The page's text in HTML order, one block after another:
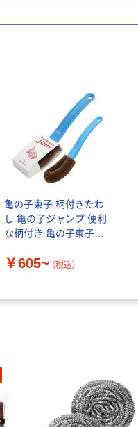
亀の子束子 柄付きたわ
し 亀の子ジャンプ 便利
な柄付き 亀の子束子西
￥605~ （税込）